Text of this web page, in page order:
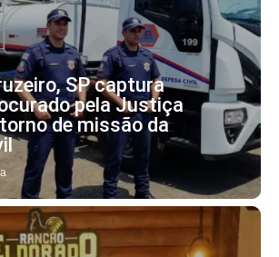
SP captura
pela Justiça
de missão da